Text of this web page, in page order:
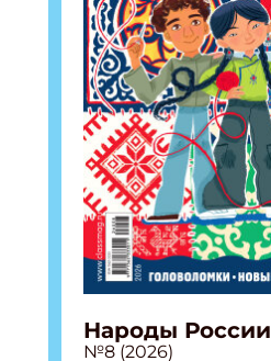
Народы России
№8 (2026)